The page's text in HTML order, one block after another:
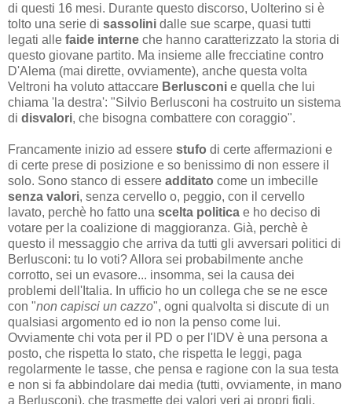
di questi 16 mesi. Durante questo discorso, Uolterino si è
tolto una serie di sassolini dalle sue scarpe, quasi tutti
legati alle faide interne che hanno caratterizzato la storia di
questo giovane partito. Ma insieme alle frecciatine contro
D'Alema (mai dirette, ovviamente), anche questa volta
Veltroni ha voluto attaccare Berlusconi e quella che lui
chiama 'la destra': "Silvio Berlusconi ha costruito un sistema
di disvalori, che bisogna combattere con coraggio".
Francamente inizio ad essere stufo di certe affermazioni e
di certe prese di posizione e so benissimo di non essere il
solo. Sono stanco di essere additato come un imbecille
senza valori, senza cervello o, peggio, con il cervello
lavato, perchè ho fatto una scelta politica e ho deciso di
votare per la coalizione di maggioranza. Già, perchè è
questo il messaggio che arriva da tutti gli avversari politici di
Berlusconi: tu lo voti? Allora sei probabilmente anche
corrotto, sei un evasore... insomma, sei la causa dei
problemi dell'Italia. In ufficio ho un collega che se ne esce
con "non capisci un cazzo", ogni qualvolta si discute di un
qualsiasi argomento ed io non la penso come lui.
Ovviamente chi vota per il PD o per l'IDV è una persona a
posto, che rispetta lo stato, che rispetta le leggi, paga
regolarmente le tasse, che pensa e ragione con la sua testa
e non si fa abbindolare dai media (tutti, ovviamente, in mano
a Berlusconi), che trasmette dei valori veri ai propri figli.